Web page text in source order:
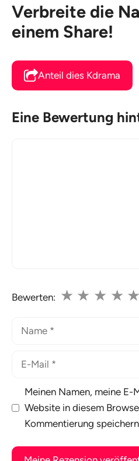
Verbreite die
einem Share!
Anteil dies Kdrama
Eine Bewertung
Bewerten: ★
★
★
★
★
Meinen Namen, meine E-
Website in diesem
Kommentierung